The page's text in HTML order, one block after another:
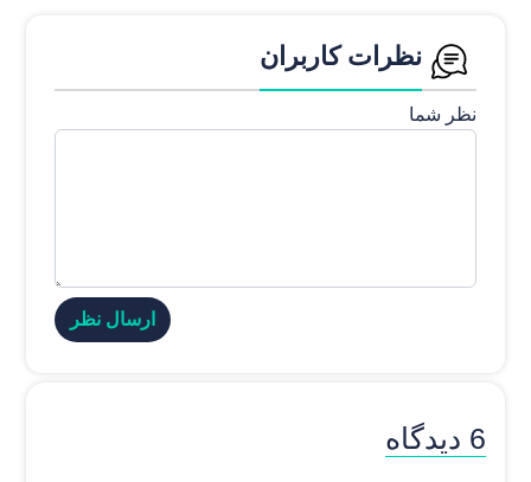
نظرات کاربران
نظر شما
ارسال نظر
6 دیدگاه